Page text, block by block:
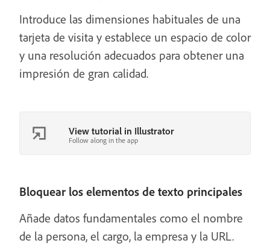
Introduce las dimensiones habituales de una
tarjeta de visita y establece un espacio de color
y una resolución adecuados para obtener una
impresión de gran calidad.
View tutorial in Illustrator
Follow along in the app
Bloquear los elementos de texto principales
Añade datos fundamentales como el nombre
de la persona, el cargo, la empresa y la URL.